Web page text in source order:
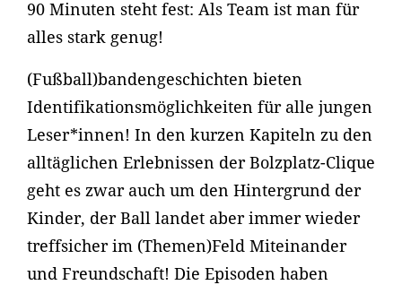
90 Minuten steht fest: Als Team ist man für
alles stark genug!
(Fußball)bandengeschichten bieten
Identifikationsmöglichkeiten für alle jungen
Leser*innen! In den kurzen Kapiteln zu den
alltäglichen Erlebnissen der Bolzplatz-Clique
geht es zwar auch um den Hintergrund der
Kinder, der Ball landet aber immer wieder
treffsicher im (Themen)Feld Miteinander
und Freundschaft! Die Episoden haben